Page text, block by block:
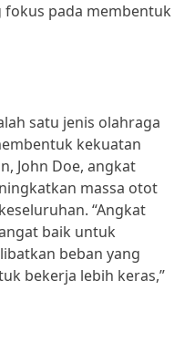
fokus pada membentuk
satu jenis olahraga
kekuatan
John Doe, angkat
massa otot
“Angkat
baik untuk
beban yang
bekerja lebih keras,”